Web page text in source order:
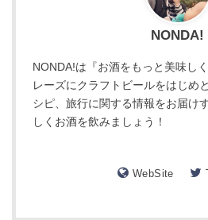
NONDA!
NONDA!は『お酒をもっと美味し
レーズにクラフトビールをはじめ
シピ、旅行に関する情報をお届け
しくお酒を飲みましょう！
WebSite